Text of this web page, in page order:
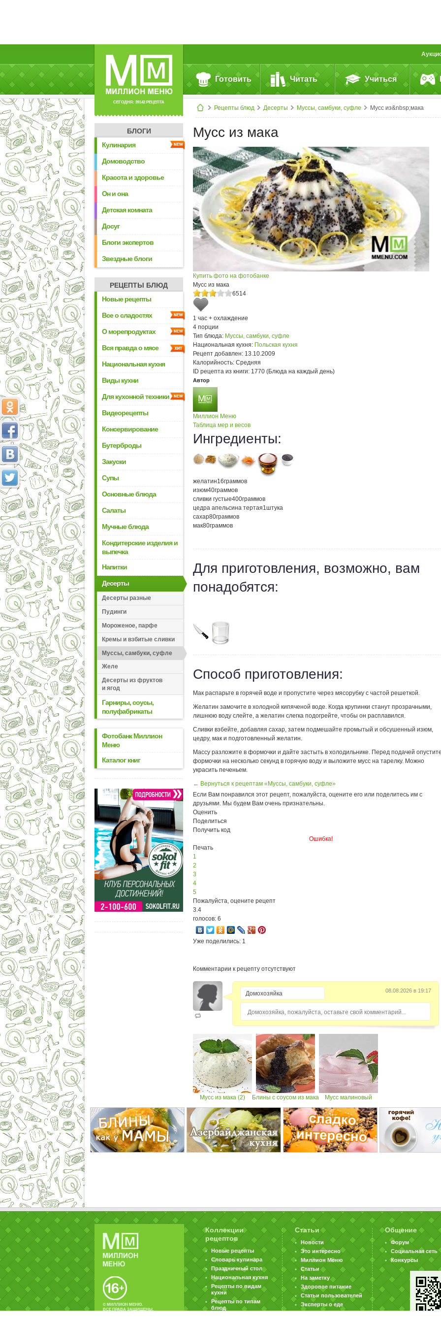
СЕГОДНЯ: 39142 РЕЦЕПТА
Готовить Читать Учиться
Рецепты блюд Десерты Муссы, самбуки, суфле Мусс из&nbsp;мака
БЛОГИ
Кулинария
Домоводство
Красота и здоровье
Он и она
Детская комната
Досуг
Блоги экспертов
Звездные блоги
РЕЦЕПТЫ БЛЮД
Новые рецепты
Все о сладостях
О морепродуктах
Вся правда о мясе
Национальная кухня
Виды кухни
Для кухонной техники
Видеорецепты
Консервирование
Бутерброды
Закуски
Супы
Основные блюда
Салаты
Мучные блюда
Кондитерские изделия и
выпечка
Напитки
Десерты
Десерты разные
Пудинги
Мороженое, парфе
Кремы и взбитые сливки
Муссы, самбуки, суфле
Желе
Десерты из фруктов
и ягод
Гарниры, соусы,
полуфабрикаты
Фотобанк Миллион
Меню
Каталог книг
Мусс из мака
Купить фото на фотобанке
Мусс из мака
6514
1 час + охлаждение
4 порции
Тип блюда: Муссы, самбуки, суфле
Национальная кухня: Польская кухня
Рецепт добавлен: 13.10.2009
Калорийность: Средняя
ID рецепта из книги: 1770 (Блюда на каждый день)
Автор
Миллион Меню
Таблица мер и весов
Ингредиенты:
желатин16граммов
изюм40граммов
сливки густые400граммов
цедра апельсина тертая1штука
сахар80граммов
мак80граммов
Для приготовления, возможно, вам
понадобятся:
Способ приготовления:
Мак распарьте в горячей воде и пропустите через мясорубку с частой решеткой.
Желатин замочите в холодной кипяченой воде. Когда крупинки станут прозрачными,
лишнюю воду слейте, а желатин слегка подогрейте, чтобы он расплавился.
Сливки взбейте, добавляя сахар, затем подмешайте промытый и обсушенный изюм,
цедру, мак и подготовленный желатин.
Массу разложите в формочки и дайте застыть в холодильнике. Перед подачей
формочки на несколько секунд в горячую воду и выложите мусс на тарелку. Можно
украсить печеньем.
← Вернуться к рецептам «Муссы, самбуки, суфле»
Если Вам понравился этот рецепт, пожалуйста, оцените его или поделитесь им с
друзьями. Мы будем Вам очень признательны.
Оценить
Поделиться
Получить код
Ошибка!
Печать
1
2
3
4
5
Пожалуйста, оцените рецепт
3.4
голосов: 6
Уже поделились: 1
Комментарии к рецепту отсутствуют
08.08.2026 в 19:17
Домохозяйка, пожалуйста, оставьте свой комментарий...
Мусс из мака (2) Блины с соусом из мака Мусс малиновый
© МИЛЛИОН МЕНЮ.
ВСЕ ПРАВА ЗАЩИЩЕНЫ.
Коллекции
рецептов
Новые рецепты
Словарь кулинара
Праздничный стол
Национальная кухня
Рецепты по видам
кухни
Рецепты по типам
блюд
Статьи
Новости
Это интересно
Миллион Меню
Статьи
На заметку
Здоровое питание
Статьи пользователей
Эксперты о еде
Общение
Форум
Социальная сеть
Конкурсы